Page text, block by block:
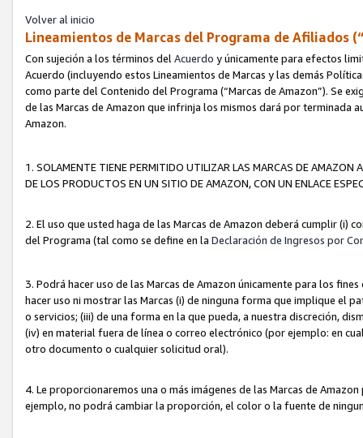
Volver al inicio
Lineamientos de Marcas del Programa de Afiliados
Con sujeción a los términos del Acuerdo y únicamente para efectos
Acuerdo (incluyendo estos Lineamientos de Marcas y las demás
como parte del Contenido del Programa (“Marcas de Amazon”). Se
de las Marcas de Amazon que infrinja los mismos dará por terminada
Amazon.
1. SOLAMENTE TIENE PERMITIDO UTILIZAR LAS MARCAS DE
DE LOS PRODUCTOS EN UN SITIO DE AMAZON, CON UN ENLACE
2. El uso que usted haga de las Marcas de Amazon deberá cumplir (i)
del Programa (tal como se define en la Declaración de Ingresos por
3. Podrá hacer uso de las Marcas de Amazon únicamente para los
hacer uso ni mostrar las Marcas (i) de ninguna forma que implique el
o servicios; (iii) de una forma en la que pueda, a nuestra discreción,
(iv) en material fuera de línea o correo electrónico (por ejemplo: en
otro documento o cualquier solicitud oral).
4. Le proporcionaremos una o más imágenes de las Marcas de
ejemplo, no podrá cambiar la proporción, el color o la fuente de